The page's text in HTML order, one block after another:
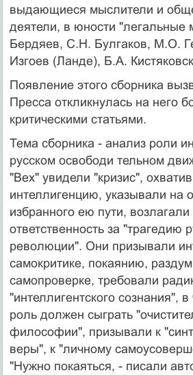
выдающиеся мыслители и
деятели, в юности "легальные
Бердяев, С.Н. Булгаков, М.О.
Изгоев (Ланде), Б.А.
Появление этого сборника
Пресса откликнулась на него
критическими статьями.
Тема сборника - анализ роли
русском освободи тельном
"Вех" увидели "кризис",
интеллигенцию, указывали на
избранного ею пути,
ответственность за "трагедию
революции". Они призывали
самокритике, покаянию,
самопроверке, требовали
"интеллигентского сознания",
роль должен сыграть
философии", призывали к
веры", к "личному
"Нужно покаяться, - писали